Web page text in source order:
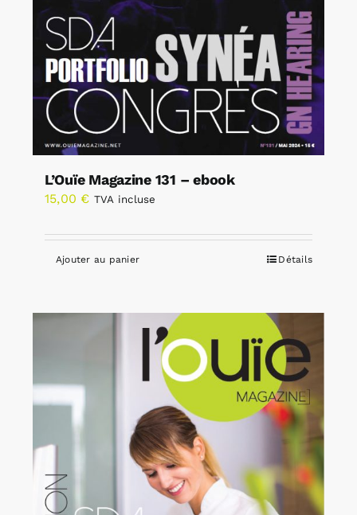
L’Ouïe Magazine 131 – ebook
15,00 € TVA incluse
Ajouter au panier Détails